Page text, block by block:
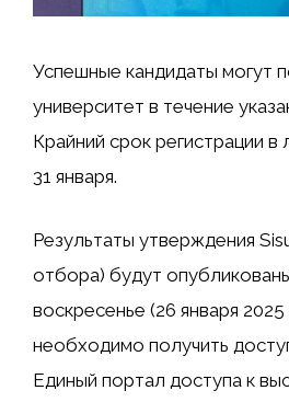
Успешные кандидаты могут
университет в течение
Крайний срок регистрации
31 января.
Результаты утверждения
отбора) будут
воскресенье (26 января 2025
необходимо получить
Единый портал доступа к